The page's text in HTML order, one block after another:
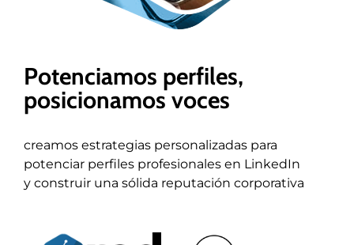
Potenciamos perfiles,
posicionamos voces
creamos estrategias personalizadas para
potenciar perfiles profesionales en LinkedIn
y construir una sólida reputación corporativa